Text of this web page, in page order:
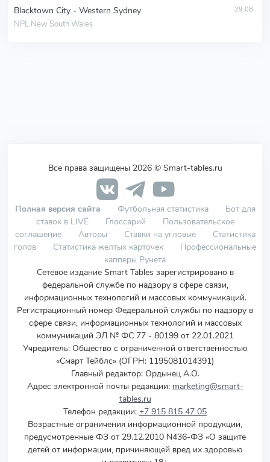
Blacktown City - Western Sydney
NPL New South Wales
29.08
Все права защищены 2026 © Smart-tables.ru
Полная версия сайта Футбольная статистика
Бот для
ставок в LIVE
Глоссарий
Пользовательское
соглашение
Авторы Ставки на угловые
Статистика
голов
Статистика желтых карточек
Профессиональные
капперы Рунета
Сетевое издание Smart Tables зарегистрировано в
федеральной службе по надзору в сфере связи,
информационных технологий и массовых коммуникаций.
Регистрационный номер Федеральной службы по надзору в
сфере связи, информационных технологий и массовых
коммуникаций ЭЛ № ФС 77 - 80199 от 22.01.2021
Учредитель: Общество с ограниченной ответственностью
«Смарт Тейблс» (ОГРН: 1195081014391)
Главный редактор: Ордынец А.О.
Адрес электронной почты редакции: marketing@smart-
tables.ru
Телефон редакции: +7 915 815 47 05
Возрастные ограничения информационной продукции,
предусмотренные ФЗ от 29.12.2010 N436-ФЗ «О защите
детей от информации, причиняющей вред их здоровью